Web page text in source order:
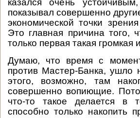
казался очень
показывал совершенно
экономической точки
Это главная причина того,
только первая такая громкая
Думаю, что время с
против Мастер-Банка, ушло
этого, возможно, там
совершенно вопиющие.
что-то такое делается в
способно только накопить